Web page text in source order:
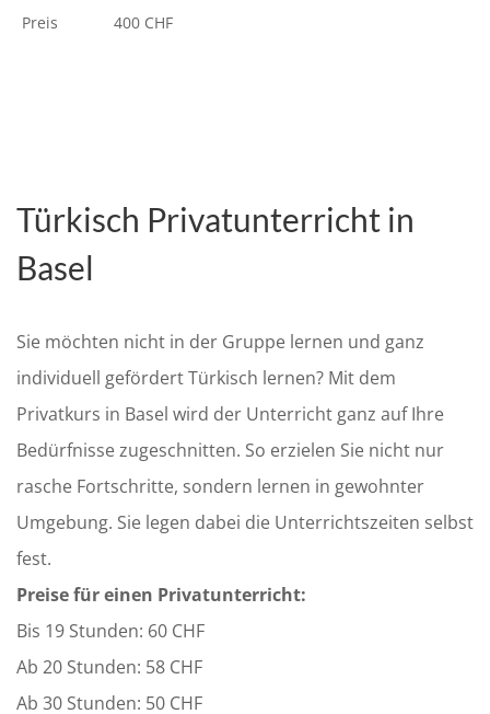
Preis
400 CHF
Türkisch Privatunterricht in
Basel
Sie möchten nicht in der Gruppe lernen und ganz
individuell gefördert Türkisch lernen? Mit dem
Privatkurs in Basel wird der Unterricht ganz auf Ihre
Bedürfnisse zugeschnitten. So erzielen Sie nicht nur
rasche Fortschritte, sondern lernen in gewohnter
Umgebung. Sie legen dabei die Unterrichtszeiten selbst
fest.
Preise für einen Privatunterricht:
Bis 19 Stunden: 60 CHF
Ab 20 Stunden: 58 CHF
Ab 30 Stunden: 50 CHF